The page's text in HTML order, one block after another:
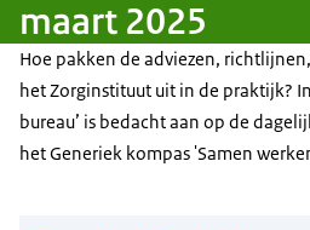
maart 2025
Hoe pakken de adviezen,
het Zorginstituut uit in de praktijk?
bureau’ is bedacht aan op de
het Generiek kompas 'Samen